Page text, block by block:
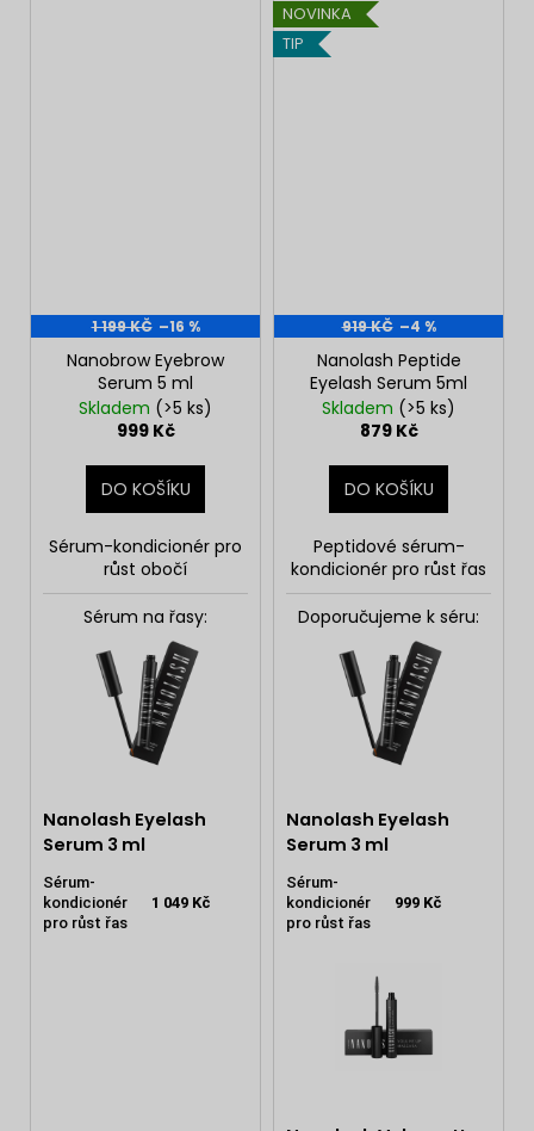
1 199 KČ –16 %
Nanobrow Eyebrow
Serum 5 ml
Skladem (>5 ks)
999 Kč
DO KOŠÍKU
Sérum-kondicionér pro
růst obočí
Sérum na řasy:
Nanolash Eyelash
Serum 3 ml
Sérum-
kondicionér
pro růst řas
1 049 Kč
NOVINKA
TIP
919 KČ –4 %
Nanolash Peptide
Eyelash Serum 5ml
Skladem (>5 ks)
879 Kč
DO KOŠÍKU
Peptidové sérum-
kondicionér pro růst řas
Doporučujeme k séru:
Nanolash Eyelash
Serum 3 ml
Sérum-
kondicionér
pro růst řas
999 Kč